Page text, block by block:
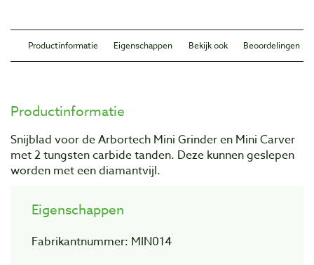
Productinformatie Eigenschappen Bekijk ook Beoordelingen
Productinformatie
Snijblad voor de Arbortech Mini Grinder en Mini Carver
met 2 tungsten carbide tanden. Deze kunnen geslepen
worden met een diamantvijl.
Eigenschappen
Fabrikantnummer: MIN014